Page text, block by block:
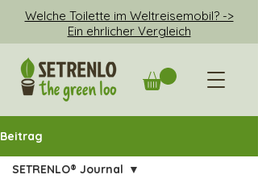
Welche Toilette im Weltreisemobil? ->
Ein ehrlicher Vergleich
Beitrag
SETRENLO® Journal